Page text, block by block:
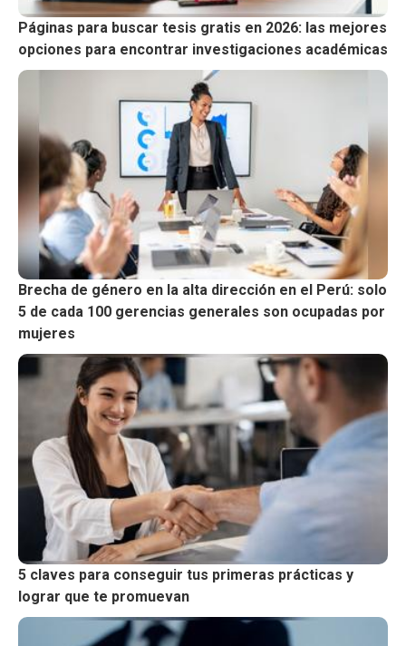
Páginas para buscar tesis gratis en 2026: las mejores
opciones para encontrar investigaciones académicas
Brecha de género en la alta dirección en el Perú: solo
5 de cada 100 gerencias generales son ocupadas por
mujeres
5 claves para conseguir tus primeras prácticas y
lograr que te promuevan